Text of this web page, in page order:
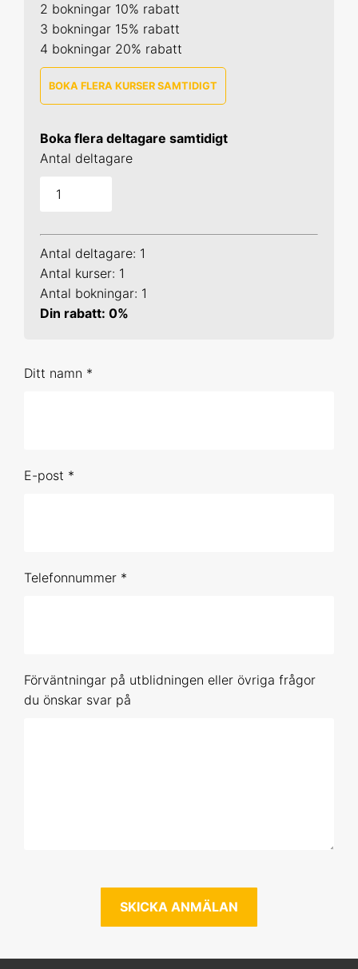
2 bokningar 10% rabatt
3 bokningar 15% rabatt
4 bokningar 20% rabatt
BOKA FLERA KURSER SAMTIDIGT
25-26 aug 2026 Online
29-30 sep 2026 Online
24-25 nov 2026 Online
19-20 jan 2027 Online
16-17 mar 2027 Online
26-27 jan 2027 Online
4-5 nov 2026 Online
Boka flera deltagare samtidigt
Antal deltagare
Antal deltagare: 1
Antal kurser: 1
Antal bokningar: 1
Din rabatt: 0%
Ditt namn *
E-post *
Telefonnummer *
Förväntningar på utblidningen eller övriga frågor
du önskar svar på